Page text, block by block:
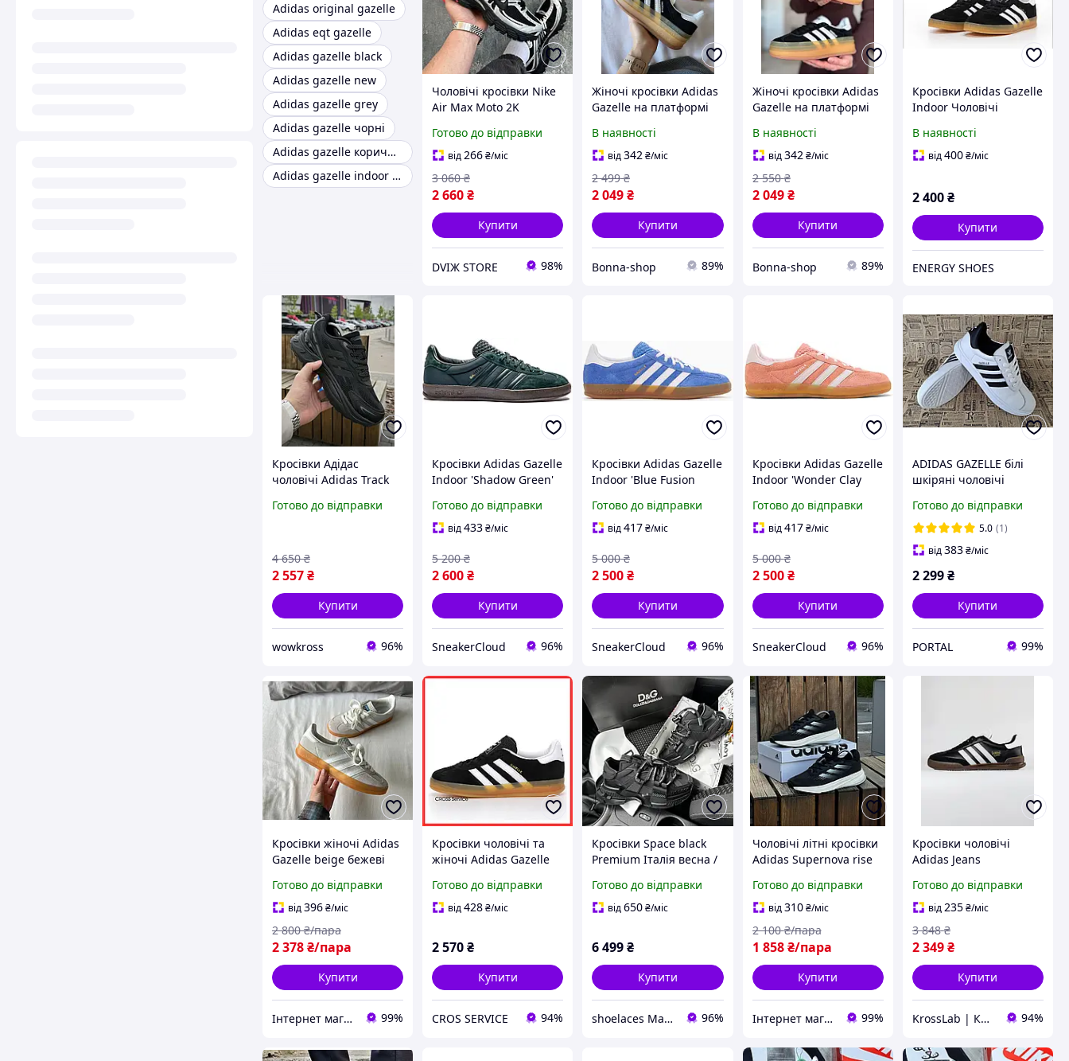
Adidas original gazelle
Adidas eqt gazelle
Adidas gazelle black
Adidas gazelle new
Adidas gazelle grey
Adidas gazelle чорні
Adidas gazelle коричневі
Adidas gazelle indoor original
Чоловічі кросівки Nike
Air Max Moto 2K
Макс Мото чорно/сірі,
текстиль, весна-літо
Готово до відправки
від266₴/міс
2 660₴
3 060 ₴
Купити
DVIЖ STORE 98%
Жіночі кросівки Adidas
Gazelle на платформі
Газелі (B)
В наявності
від342₴/міс
2 049₴
2 499 ₴
Купити
Bonna-shop 89%
Жіночі кросівки Adidas
Gazelle на платформі
Газелі (B)
В наявності
від342 ₴/міс
2 049 ₴
2 550 ₴
Купити
Bonna-shop 89%
Кросівки Adidas Gazelle
Indoor Чоловічі
взуття Адідас
В наявності
від400₴/міс
2 400₴
Купити
ENERGY SHOES
Кросівки Адідас
чоловічі Adidas Track
літо), стильні трендові
Готово до відправки
2 557₴
4 650 ₴
Купити
wowkross 96%
Кросівки Adidas Gazelle
Indoor 'Shadow Green'
Готово до відправки
від433₴/міс
2 600₴
5 200 ₴
Купити
SneakerCloud 96%
Кросівки Adidas Gazelle
Indoor 'Blue Fusion
Готово до відправки
від417₴/міс
2 500₴
5 000 ₴
Купити
SneakerCloud 96%
Кросівки Adidas Gazelle
Indoor 'Wonder Clay
Готово до відправки
від417 ₴/міс
2 500 ₴
5 000 ₴
Купити
SneakerCloud 96%
ADIDAS GAZELLE білі
шкіряні чоловічі
Готово до відправки
5.0 (1)
від383₴/міс
2 299₴
Купити
PORTAL 99%
Кросівки жіночі Adidas
Gazelle beige бежеві
замшеві деемісезон
весна осінь
Готово до відправки
від396₴/міс
2 378₴/пара
2 800 ₴/пара
Купити
Інтернет магазин одягу та взуття " Rare " 99%
Кросівки чоловічі та
жіночі Adidas Gazelle
кеди Адідас Газелі
чорні
Готово до відправки
від428₴/міс
2 570₴
Купити
CROS SERVICE 94%
Кросівки Space black
Premium Італія весна /
Готово до відправки
від650₴/міс
6 499₴
Купити
shoelaces Магазин одягу і взуття на кожний день 96%
Чоловічі літні кросівки
Adidas Supernova rise
Супернова чорно-білі
сітка текстиль дихаючі
легкі літо
Готово до відправки
від310 ₴/міс
1 858 ₴/пара
2 100 ₴/пара
Купити
Інтернет магазин одягу та взуття " Rare " 99%
Кросівки чоловічі
Adidas Jeans
шкіра, весна/літо
Готово до відправки
від235₴/міс
2 349₴
3 848 ₴
Купити
KrossLab | Кросівки 94%